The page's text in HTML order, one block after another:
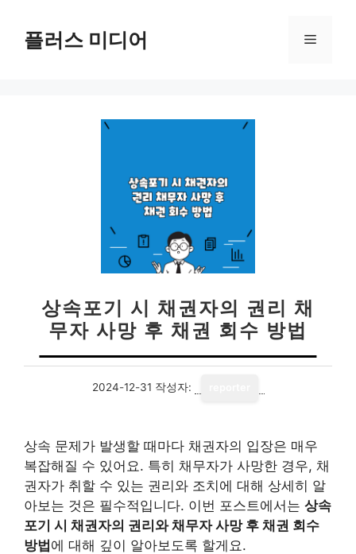
플러스 미디어 메
상속포기 시 채권자의 권리 채
무자 사망 후 채권 회수 방법
2024-12-31 작성자:
상속 문제가 발생할 때마다 채권자의 입장은 매우
복잡해질 수 있어요. 특히 채무자가 사망한 경우, 채
권자가 취할 수 있는 권리와 조치에 대해 상세히 알
아보는 것은 필수적입니다. 이번 포스트에서는 상속
포기 시 채권자의 권리와 채무자 사망 후 채권 회수
방법 에 대해 깊이 알아보도록 할게요.